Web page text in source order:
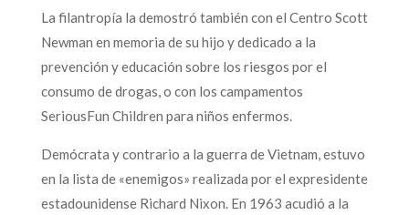
La filantropía la demostró también con el Centro Scott
Newman en memoria de su hijo y dedicado a la
prevención y educación sobre los riesgos por el
consumo de drogas, o con los campamentos
SeriousFun Children para niños enfermos.
Demócrata y contrario a la guerra de Vietnam, estuvo
en la lista de «enemigos» realizada por el expresidente
estadounidense Richard Nixon. En 1963 acudió a la